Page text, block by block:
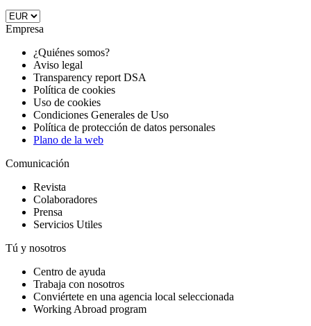
Empresa
¿Quiénes somos?
Aviso legal
Transparency report DSA
Política de cookies
Uso de cookies
Condiciones Generales de Uso
Política de protección de datos personales
Plano de la web
Comunicación
Revista
Colaboradores
Prensa
Servicios Utiles
Tú y nosotros
Centro de ayuda
Trabaja con nosotros
Conviértete en una agencia local seleccionada
Working Abroad program